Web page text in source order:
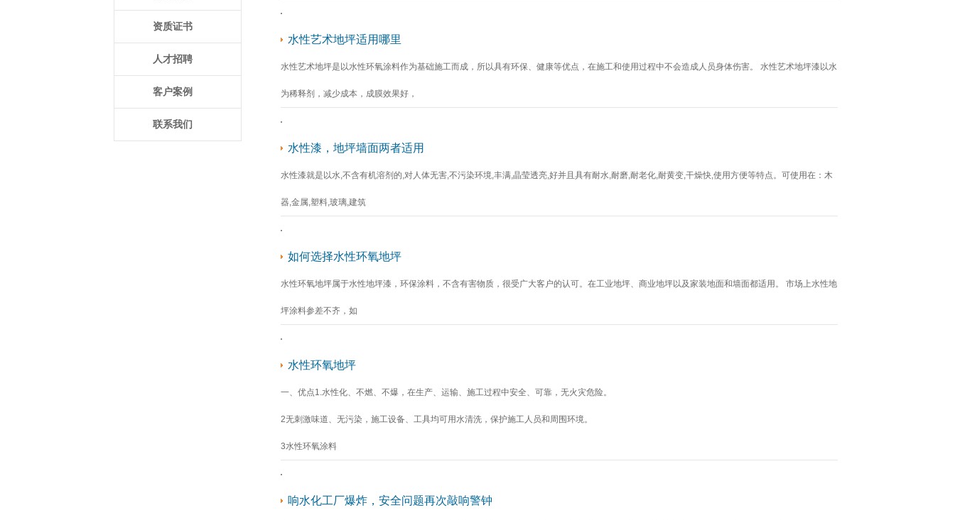
资质证书
人才招聘
客户案例
联系我们
水性艺术地坪适用哪里
水性艺术地坪是以水性环氧涂料作为基础施工而成，所以具有环保、健康等优点，在施工和使用过程中不会造成人员身体伤害。 水性艺术地坪漆以水
为稀释剂，减少成本，成膜效果好，
水性漆，地坪墙面两者适用
水性漆就是以水,不含有机溶剂的,对人体无害,不污染环境,丰满,晶莹透亮,好并且具有耐水,耐磨,耐老化,耐黄变,干燥快,使用方便等特点。可使用在：木
器,金属,塑料,玻璃,建筑
如何选择水性环氧地坪
水性环氧地坪属于水性地坪漆，环保涂料，不含有害物质，很受广大客户的认可。在工业地坪、商业地坪以及家装地面和墙面都适用。 市场上水性地
坪涂料参差不齐，如
水性环氧地坪
一、优点1.水性化、不燃、不爆，在生产、运输、施工过程中安全、可靠，无火灾危险。
2无刺激味道、无污染，施工设备、工具均可用水清洗，保护施工人员和周围环境。
3水性环氧涂料
响水化工厂爆炸，安全问题再次敲响警钟